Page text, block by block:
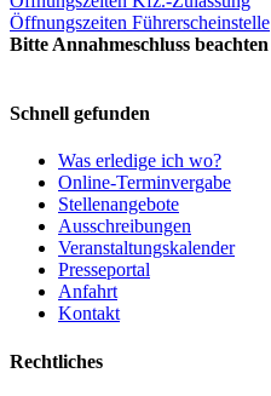
Öffnungszeiten Führerscheinstelle
Bitte Annahmeschluss beachten
Schnell gefunden
Was erledige ich wo?
Online-Terminvergabe
Stellenangebote
Ausschreibungen
Veranstaltungskalender
Presseportal
Anfahrt
Kontakt
Rechtliches